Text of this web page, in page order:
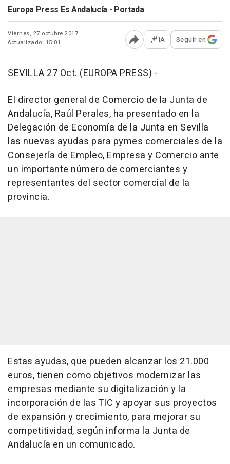
Europa Press Es Andalucía - Portada
Viernes, 27 octubre 2017
Actualizado: 15:01
Abrir opciones para
IA Seguir en
SEVILLA 27 Oct. (EUROPA PRESS) -
El director general de Comercio de la Junta de
Andalucía, Raúl Perales, ha presentado en la
Delegación de Economía de la Junta en Sevilla
las nuevas ayudas para pymes comerciales de la
Consejería de Empleo, Empresa y Comercio ante
un importante número de comerciantes y
representantes del sector comercial de la
provincia.
Estas ayudas, que pueden alcanzar los 21.000
euros, tienen como objetivos modernizar las
empresas mediante su digitalización y la
incorporación de las TIC y apoyar sus proyectos
de expansión y crecimiento, para mejorar su
competitividad, según informa la Junta de
Andalucía en un comunicado.